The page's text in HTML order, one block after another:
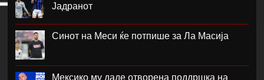
Јадранот
Синот на Меси ќе потпише за Ла Масија
Мексико му даде отворена поддршка на